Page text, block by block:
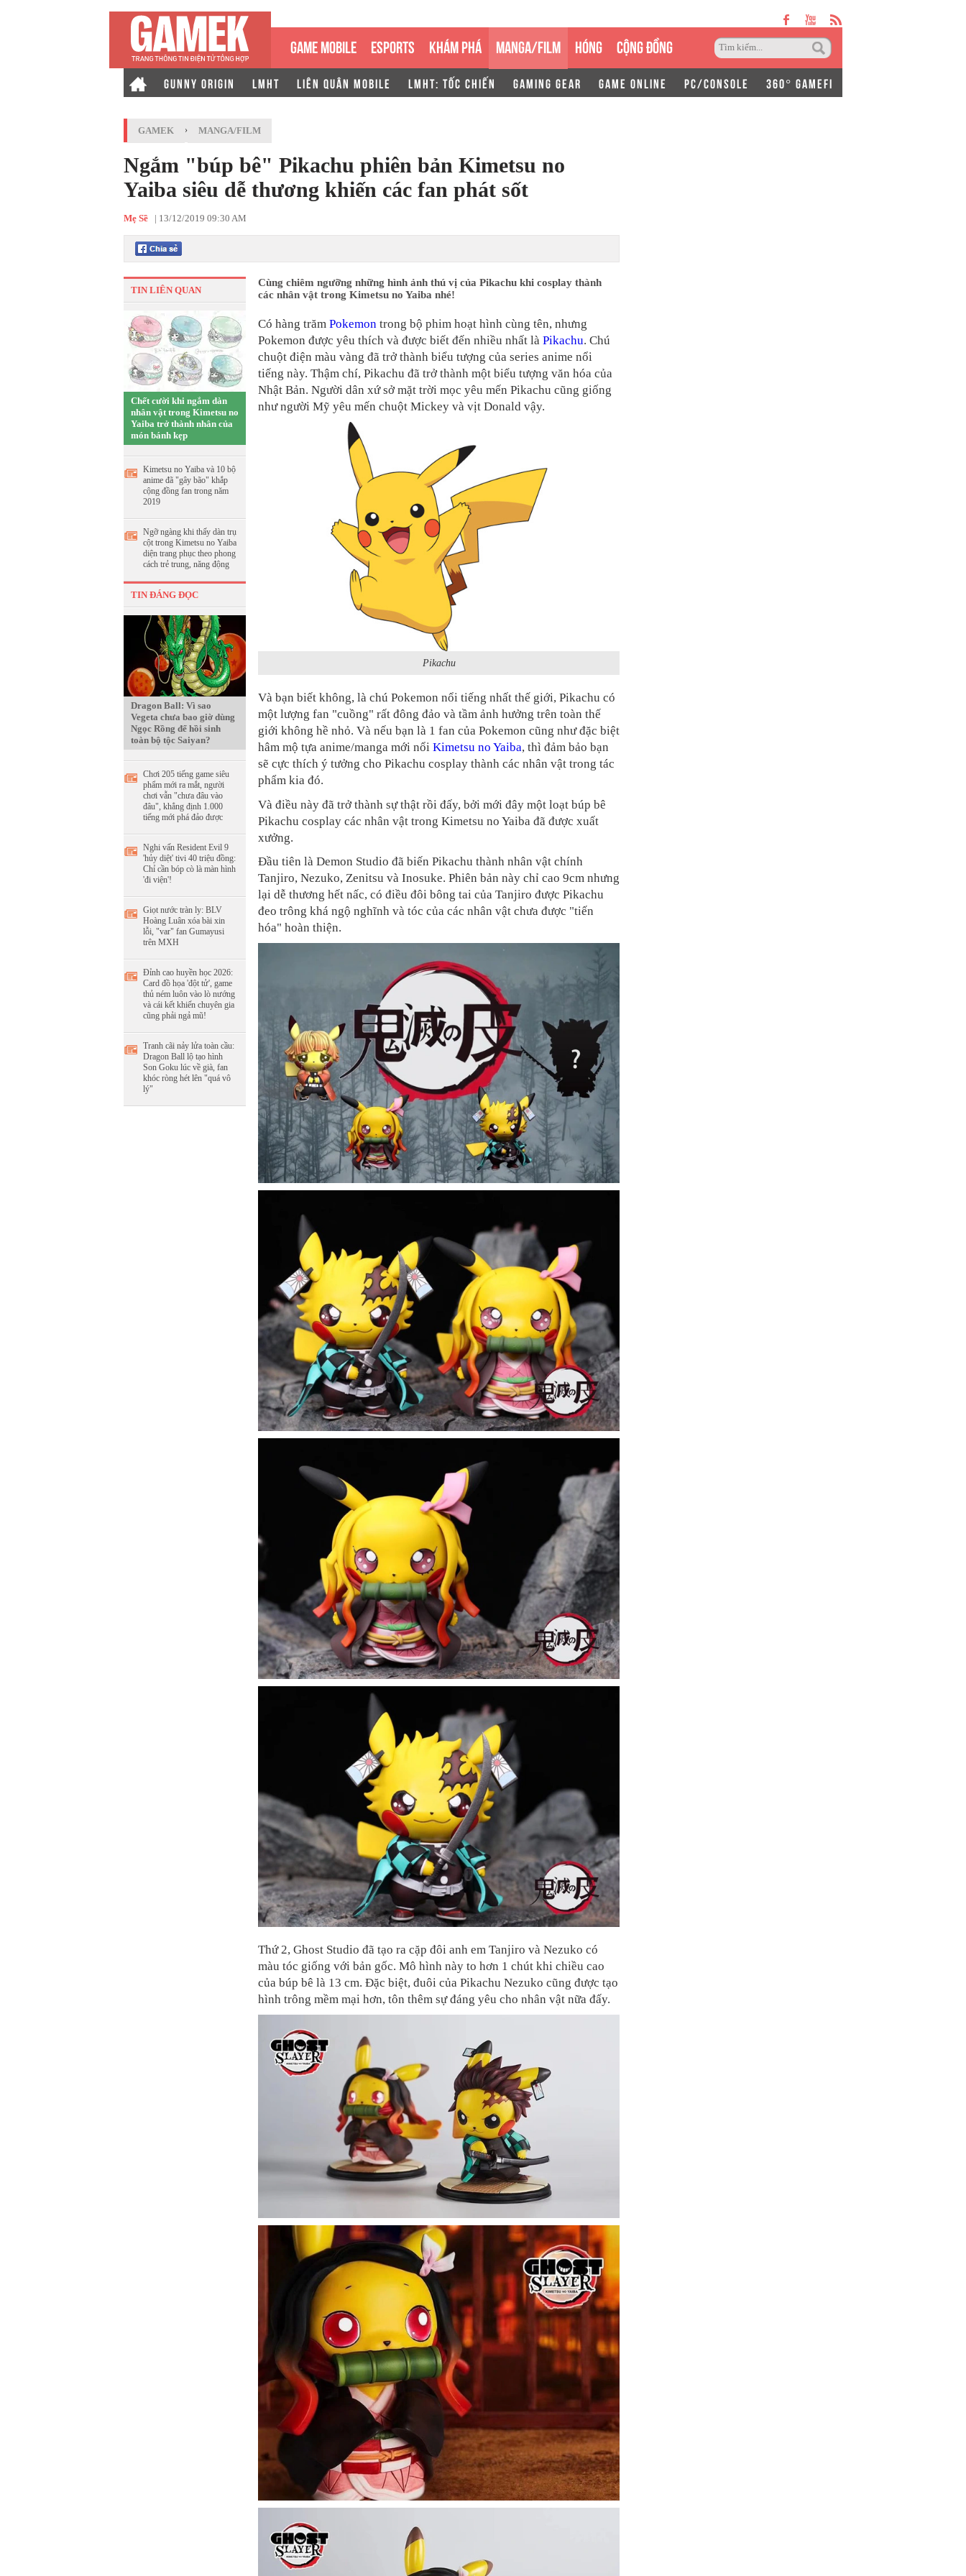
GAME MOBILE ESPORTS KHÁM PHÁ MANGA/FILM HÓNG CỘNG ĐỒNG
GUNNY ORIGIN LMHT LIÊN QUÂN MOBILE LMHT: TỐC CHIẾN GAMING GEAR GAME ONLINE PC/CONSOLE 360° GAMEFI
GAMEK › MANGA/FILM
Ngắm "búp bê" Pikachu phiên bản Kimetsu no
Yaiba siêu dễ thương khiến các fan phát sốt
Mẹ Sề | 13/12/2019 09:30 AM
TIN LIÊN QUAN
Chết cười khi ngắm dàn
nhân vật trong Kimetsu no
Yaiba trở thành nhân của
món bánh kẹp
Kimetsu no Yaiba và 10 bộ
anime đã "gây bão" khắp
cộng đồng fan trong năm
2019
Ngỡ ngàng khi thấy dàn trụ
cột trong Kimetsu no Yaiba
diện trang phục theo phong
cách trẻ trung, năng động
TIN ĐÁNG ĐỌC
Dragon Ball: Vì sao
Vegeta chưa bao giờ dùng
Ngọc Rồng để hồi sinh
toàn bộ tộc Saiyan?
Chơi 205 tiếng game siêu
phẩm mới ra mắt, người
chơi vẫn "chưa đâu vào
đâu", khẳng định 1.000
tiếng mới phá đảo được
Nghi vấn Resident Evil 9
'hủy diệt' tivi 40 triệu đồng:
Chỉ cần bóp cò là màn hình
'đi viện'!
Giọt nước tràn ly: BLV
Hoàng Luân xóa bài xin
lỗi, "var" fan Gumayusi
trên MXH
Đỉnh cao huyền học 2026:
Card đồ họa 'đột tử', game
thủ ném luôn vào lò nướng
và cái kết khiến chuyên gia
cũng phải ngả mũ!
Tranh cãi nảy lửa toàn cầu:
Dragon Ball lộ tạo hình
Son Goku lúc về già, fan
khóc ròng hét lên "quá vô
lý"
Cùng chiêm ngưỡng những hình ảnh thú vị của Pikachu khi cosplay thành
các nhân vật trong Kimetsu no Yaiba nhé!
Có hàng trăm Pokemon trong bộ phim hoạt hình cùng tên, nhưng
Pokemon được yêu thích và được biết đến nhiều nhất là Pikachu. Chú
chuột điện màu vàng đã trở thành biểu tượng của series anime nổi
tiếng này. Thậm chí, Pikachu đã trở thành một biểu tượng văn hóa của
Nhật Bản. Người dân xứ sở mặt trời mọc yêu mến Pikachu cũng giống
như người Mỹ yêu mến chuột Mickey và vịt Donald vậy.
Pikachu
Và bạn biết không, là chú Pokemon nổi tiếng nhất thế giới, Pikachu có
một lượng fan "cuồng" rất đông đảo và tầm ảnh hưởng trên toàn thế
giới không hề nhỏ. Và nếu bạn là 1 fan của Pokemon cũng như đặc biệt
hâm mộ tựa anime/manga mới nổi Kimetsu no Yaiba, thì đảm bảo bạn
sẽ cực thích ý tưởng cho Pikachu cosplay thành các nhân vật trong tác
phẩm kia đó.
Và điều này đã trở thành sự thật rồi đấy, bởi mới đây một loạt búp bê
Pikachu cosplay các nhân vật trong Kimetsu no Yaiba đã được xuất
xưởng.
Đầu tiên là Demon Studio đã biến Pikachu thành nhân vật chính
Tanjiro, Nezuko, Zenitsu và Inosuke. Phiên bản này chỉ cao 9cm nhưng
lại dễ thương hết nấc, có điều đôi bông tai của Tanjiro được Pikachu
đeo trông khá ngộ nghĩnh và tóc của các nhân vật chưa được "tiến
hóa" hoàn thiện.
Thứ 2, Ghost Studio đã tạo ra cặp đôi anh em Tanjiro và Nezuko có
màu tóc giống với bản gốc. Mô hình này to hơn 1 chút khi chiều cao
của búp bê là 13 cm. Đặc biệt, đuôi của Pikachu Nezuko cũng được tạo
hình trông mềm mại hơn, tôn thêm sự đáng yêu cho nhân vật nữa đấy.